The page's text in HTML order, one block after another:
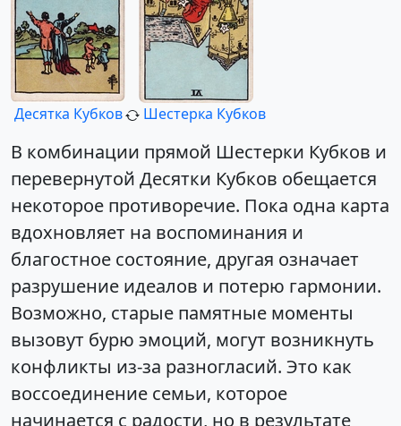
Десятка Кубков Шестерка Кубков
В комбинации прямой Шестерки Кубков и
перевернутой Десятки Кубков обещается
некоторое противоречие. Пока одна карта
вдохновляет на воспоминания и
благостное состояние, другая означает
разрушение идеалов и потерю гармонии.
Возможно, старые памятные моменты
вызовут бурю эмоций, могут возникнуть
конфликты из-за разногласий. Это как
воссоединение семьи, которое
начинается с радости, но в результате